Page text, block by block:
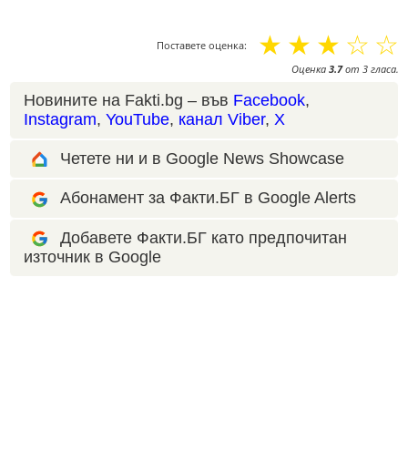
Поставете оценка: ☆
☆
☆
☆
☆
Оценка 3.7от 3 гласа.
Новините на Fakti.bg – във Facebook,
Instagram, YouTube, канал Viber, X
Четете ни и в Google News Showcase
Абонамент за Факти.БГ в Google Alerts
Добавете Факти.БГ като предпочитан
източник в Google